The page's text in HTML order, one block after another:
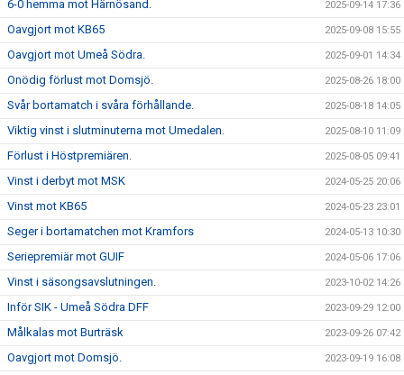
6-0 hemma mot Härnösand. 2025-09-14 17:36
Oavgjort mot KB65 2025-09-08 15:55
Oavgjort mot Umeå Södra. 2025-09-01 14:34
Onödig förlust mot Domsjö. 2025-08-26 18:00
Svår bortamatch i svåra förhållande. 2025-08-18 14:05
Viktig vinst i slutminuterna mot Umedalen. 2025-08-10 11:09
Förlust i Höstpremiären. 2025-08-05 09:41
Vinst i derbyt mot MSK 2024-05-25 20:06
Vinst mot KB65 2024-05-23 23:01
Seger i bortamatchen mot Kramfors 2024-05-13 10:30
Seriepremiär mot GUIF 2024-05-06 17:06
Vinst i säsongsavslutningen. 2023-10-02 14:26
Inför SIK - Umeå Södra DFF 2023-09-29 12:00
Målkalas mot Burträsk 2023-09-26 07:42
Oavgjort mot Domsjö. 2023-09-19 16:08